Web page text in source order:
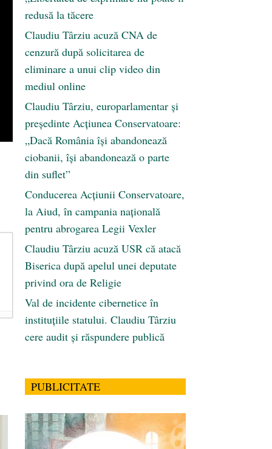
redusă la tăcere
Claudiu Târziu acuză CNA de
cenzură după solicitarea de
eliminare a unui clip video din
mediul online
Claudiu Târziu, europarlamentar și
președinte Acțiunea Conservatoare:
„Dacă România își abandonează
ciobanii, își abandonează o parte
din suflet”
Conducerea Acțiunii Conservatoare,
la Aiud, în campania națională
pentru abrogarea Legii Vexler
Claudiu Târziu acuză USR că atacă
Biserica după apelul unei deputate
privind ora de Religie
Val de incidente cibernetice în
instituțiile statului. Claudiu Târziu
cere audit și răspundere publică
PUBLICITATE